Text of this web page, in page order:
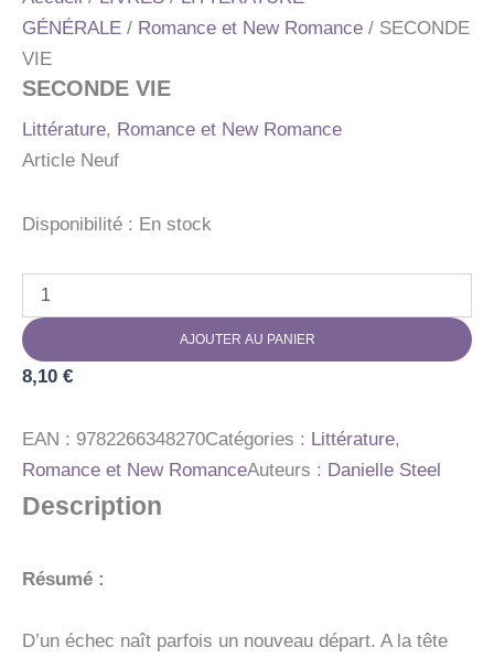
GÉNÉRALE / Romance et New Romance / SECONDE
VIE
SECONDE VIE
Littérature, Romance et New Romance
Article Neuf
Disponibilité : En stock
SECONDE
VIE
AJOUTER AU PANIER
8,10 €
EAN : 9782266348270Catégories : Littérature,
Romance et New RomanceAuteurs : Danielle Steel
Description
Résumé :
D’un échec naît parfois un nouveau départ. A la tête